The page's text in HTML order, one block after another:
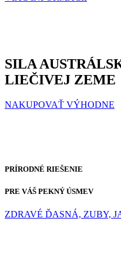
SILA
LIEČIVEJ ZEME
NAKUPOVAŤ VÝHODNE
PRÍRODNÉ RIEŠENIE
PRE VÁŠ PEKNÝ ÚSMEV
ZDRAVÉ ĎASNÁ, ZUBY,